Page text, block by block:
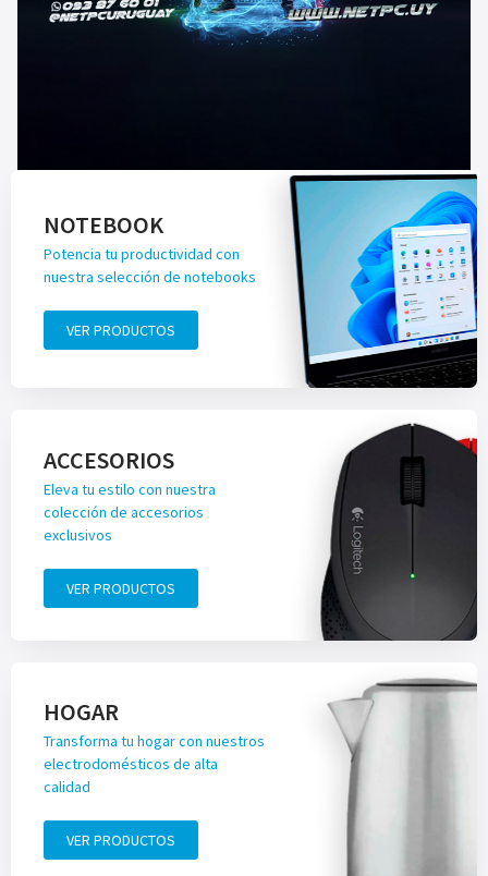
NOTEBOOK
Potencia tu productividad con
nuestra selección de notebooks
VER PRODUCTOS
ACCESORIOS
Eleva tu estilo con nuestra
colección de accesorios
exclusivos
VER PRODUCTOS
HOGAR
Transforma tu hogar con nuestros
electrodomésticos de alta
calidad
VER PRODUCTOS